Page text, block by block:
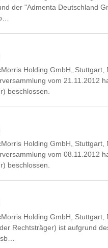
der "Admenta Deutschland
Holding GmbH,
vom 21.11.2012
beschlossen.
Holding GmbH,
vom 08.11.2012
beschlossen.
Holding GmbH,
Rechtsträger) ist aufgrund